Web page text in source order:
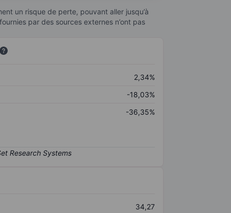
un risque de perte, pouvant aller jusqu’à
par des sources externes n’ont pas
2,34%
-18,03%
-36,35%
34,27